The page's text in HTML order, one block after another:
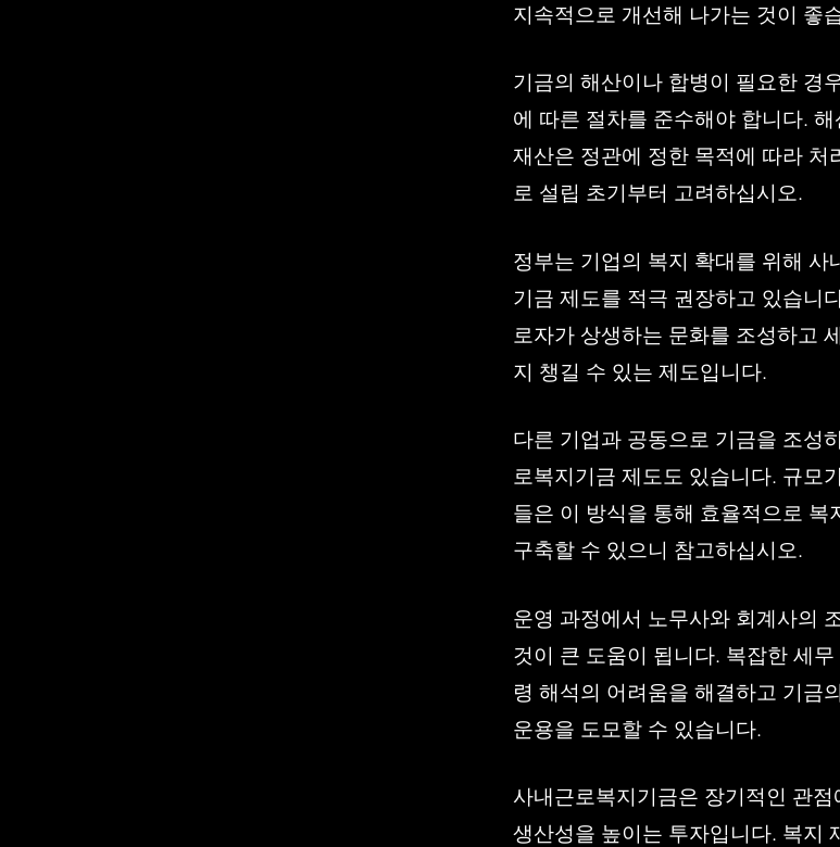
지속적으로 개선해 나가는 것이 좋
기금의 해산이나 합병이 필요한 경
에 따른 절차를 준수해야 합니다.
재산은 정관에 정한 목적에 따라 처
로 설립 초기부터 고려하십시오.
정부는 기업의 복지 확대를 위해 사
기금 제도를 적극 권장하고 있습니
로자가 상생하는 문화를 조성하고
지 챙길 수 있는 제도입니다.
다른 기업과 공동으로 기금을 조성
로복지기금 제도도 있습니다. 규모
들은 이 방식을 통해 효율적으로 복
구축할 수 있으니 참고하십시오.
운영 과정에서 노무사와 회계사의
것이 큰 도움이 됩니다. 복잡한 세무
령 해석의 어려움을 해결하고 기금
운용을 도모할 수 있습니다.
사내근로복지기금은 장기적인 관점
생산성을 높이는 투자입니다. 복지